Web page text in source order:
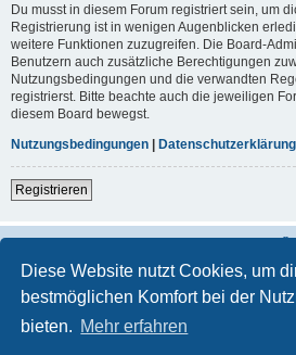
Diese Website nutzt Cookies, um
bestmöglichen Komfort bei der
bieten. Mehr erfahren
Du musst in diesem Forum registriert sein, um
Registrierung ist in wenigen Augenblicken
weitere Funktionen zuzugreifen. Die Board-
Benutzern auch zusätzliche Berechtigungen
Nutzungsbedingungen und die verwandten
registrierst. Bitte beachte auch die jeweiligen
diesem Board bewegst.
Nutzungsbedingungen | Datenschutzerklärung
Registrieren